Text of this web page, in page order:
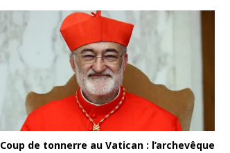
Coup de tonnerre au Vatican : l’archevêque